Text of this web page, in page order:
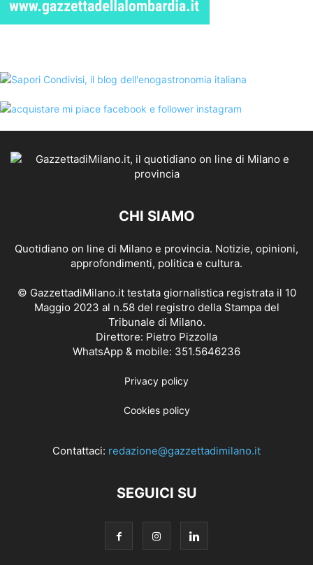
CHI SIAMO
Quotidiano on line di Milano e provincia. Notizie, opinioni,
approfondimenti, politica e cultura.
© GazzettadiMilano.it testata giornalistica registrata il 10
Maggio 2023 al n.58 del registro della Stampa del
Tribunale di Milano.
Direttore: Pietro Pizzolla
WhatsApp & mobile: 351.5646236
Privacy policy
Cookies policy
Contattaci: redazione@gazzettadimilano.it
SEGUICI SU